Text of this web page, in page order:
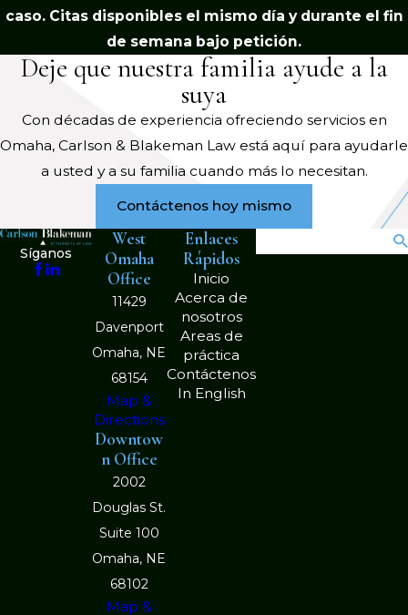
A menudo, es necesario actuar antes
de lo establecido por el plazo de
prescripción. Es posible que necesite
informar al hospital u otro proveedor
de sus lesiones dentro de un período
de tiempo "razonable". Esto también
es así en la mayoría de los reclamos a
relacionados con negligencia. Nuestro
equipo en Carlson & Blakeman, LLP
puede ayudarlo a tomar las medidas
necesarias y evitar cometer errores
que en última instancia podrían poner
en peligro su caso.
caso. Citas disponibles el mismo día y durante el fin
de semana bajo petición.
Deje que nuestra familia ayude a la
suya
Con décadas de experiencia ofreciendo servicios en
Omaha, Carlson & Blakeman Law está aquí para ayudarle
a usted y a su familia cuando más lo necesitan.
Contáctenos hoy mismo
Síganos
West
Omaha
Office
11429
Davenport
Omaha, NE
68154
Map &
Directions
Downtow
n Office
2002
Douglas St.
Suite 100
Omaha, NE
68102
Map &
Enlaces
Rápidos
Inicio
Acerca de
nosotros
Areas de
práctica
Contáctenos
In English